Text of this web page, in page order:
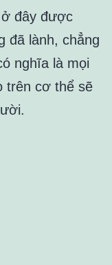
đây được
đã lành, chẳng
nghĩa là mọi
trên cơ thể sẽ